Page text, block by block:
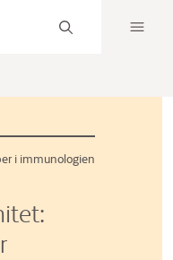
i immunologien